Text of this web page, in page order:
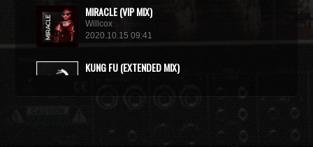
MIRACLE (VIP MIX)
Willcox
2020.10.15 09:41
KUNG FU (EXTENDED MIX)